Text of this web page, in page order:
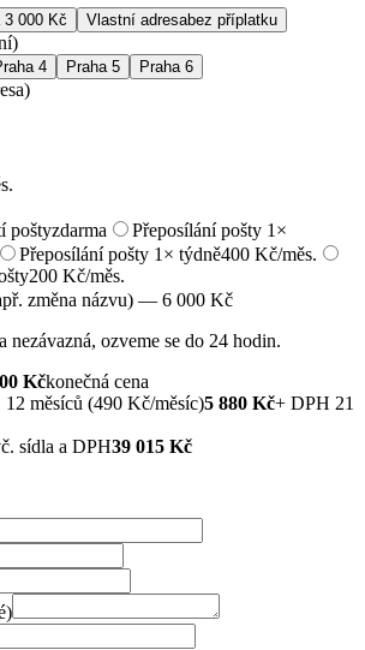
3 000 Kč Vlastní adresabez příplatku
4 Praha 5 Praha 6
poštyzdarma
Přeposílání pošty 1×
Přeposílání pošty 1× týdně400 Kč/měs.
200 Kč/měs.
změna názvu) — 6 000 Kč
nezávazná, ozveme se do 24 hodin.
Kčkonečná cena
měsíců (490 Kč/měsíc)5 880 Kč+ DPH 21
sídla a DPH39 015 Kč